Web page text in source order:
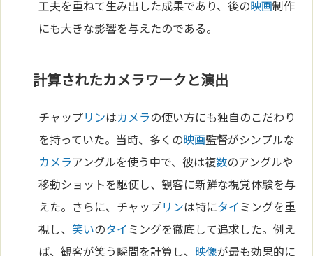
工夫を重ねて生み出した成果であり、後の映画制作
にも大きな影響を与えたのである。
計算されたカメラワークと演出
チャップリンはカメラの使い方にも独自のこだわり
を持っていた。当時、多くの映画監督がシンプルな
カメラアングルを使う中で、彼は複数のアングルや
移動ショットを駆使し、観客に新鮮な視覚体験を与
えた。さらに、チャップリンは特にタイミングを重
視し、笑いのタイミングを徹底して追求した。例え
ば、観客が笑う瞬間を計算し、 映像が最も効果的に